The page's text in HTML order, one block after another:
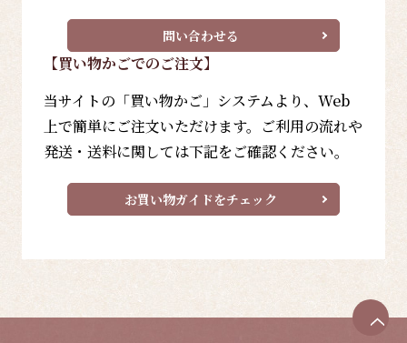
問い合わせる
【買い物かごでのご注文】
当サイトの「買い物かご」システムより、Web
上で簡単にご注文いただけます。ご利用の流れや
発送・送料に関しては下記をご確認ください。
お買い物ガイドをチェック
ペ